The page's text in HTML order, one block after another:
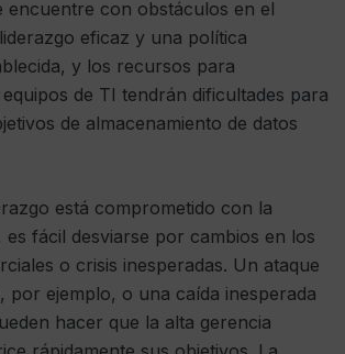
encuentre con obstáculos en el
eficaz y una política
y los recursos para
de TI tendrán dificultades para
de almacenamiento de datos
está comprometido con la
es fácil desviarse por cambios en los
o crisis inesperadas. Un ataque
por ejemplo, o una caída inesperada
hacer que la alta gerencia